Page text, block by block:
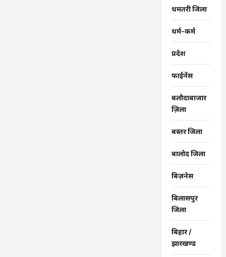
धमतरी जिला
धर्म-कर्म
प्रदेश
फाईनेंस
बलौदाबाजार
ज़िला
बस्तर जिला
बालोद जिला
बिज़नेस
बिलासपुर
जिला
बिहार /
झारखण्ड